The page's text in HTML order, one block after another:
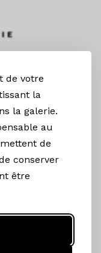
de votre
la
la galerie.
au
de
conserver
être